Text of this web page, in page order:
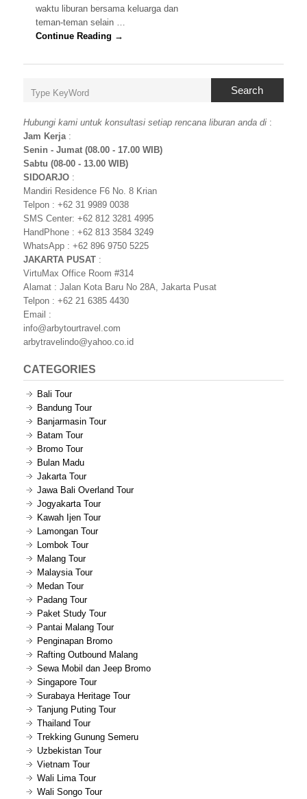
waktu liburan bersama keluarga dan
teman-teman selain …
Continue Reading →
Search
Hubungi kami untuk konsultasi setiap rencana liburan anda di :
Jam Kerja:
Senin - Jumat (08.00 - 17.00 WIB)
Sabtu (08-00 - 13.00 WIB)
SIDOARJO :
Mandiri Residence F6 No. 8 Krian
Telpon : +62 31 9989 0038
SMS Center: +62 812 3281 4995
HandPhone : +62 813 3584 3249
WhatsApp : +62 896 9750 5225
JAKARTA PUSAT :
VirtuMax Office Room #314
Alamat : Jalan Kota Baru No 28A, Jakarta Pusat
Telpon : +62 21 6385 4430
Email :
info@arbytourtravel.com
arbytravelindo@yahoo.co.id
CATEGORIES
Bali Tour
Bandung Tour
Banjarmasin Tour
Batam Tour
Bromo Tour
Bulan Madu
Jakarta Tour
Jawa Bali Overland Tour
Jogyakarta Tour
Kawah Ijen Tour
Lamongan Tour
Lombok Tour
Malang Tour
Malaysia Tour
Medan Tour
Padang Tour
Paket Study Tour
Pantai Malang Tour
Penginapan Bromo
Rafting Outbound Malang
Sewa Mobil dan Jeep Bromo
Singapore Tour
Surabaya Heritage Tour
Tanjung Puting Tour
Thailand Tour
Trekking Gunung Semeru
Uzbekistan Tour
Vietnam Tour
Wali Lima Tour
Wali Songo Tour